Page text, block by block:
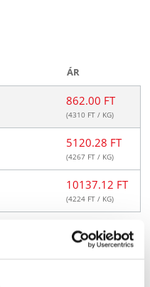
ÁR
862.00 FT
(4310 FT / KG)
5120.28 FT
(4267 FT / KG)
10137.12 FT
(4224 FT / KG)